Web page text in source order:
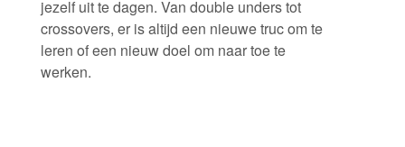
jezelf uit te dagen. Van double unders tot
crossovers, er is altijd een nieuwe truc om te
leren of een nieuw doel om naar toe te
werken.